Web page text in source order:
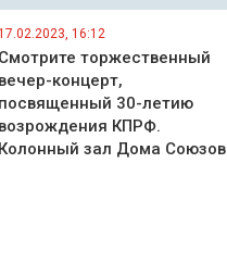
17.02.2023, 16:12
Смотрите торжественный
вечер-концерт,
посвященный 30-летию
возрождения КПРФ.
Колонный зал Дома Союзов